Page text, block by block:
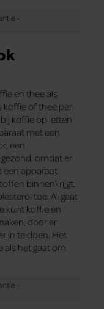
en thee als
koffie of thee per
koffie op letten
met een
een
omdat er
een apparaat
binnenkrijgt,
toe. Al gaat
kunt koffie en
door er
in te doen. Het
als het gaat om